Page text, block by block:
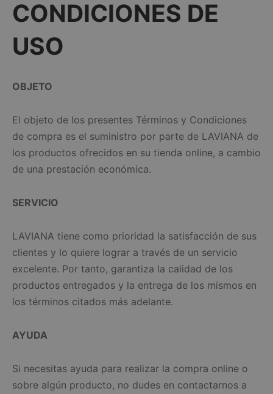
CONDICIONES DE
USO
OBJETO
El objeto de los presentes Términos y Condiciones
de compra es el suministro por parte de LAVIANA de
los productos ofrecidos en su tienda online, a cambio
de una prestación económica.
SERVICIO
LAVIANA tiene como prioridad la satisfacción de sus
clientes y lo quiere lograr a través de un servicio
excelente. Por tanto, garantiza la calidad de los
productos entregados y la entrega de los mismos en
los términos citados más adelante.
AYUDA
Si necesitas ayuda para realizar la compra online o
sobre algún producto, no dudes en contactarnos a